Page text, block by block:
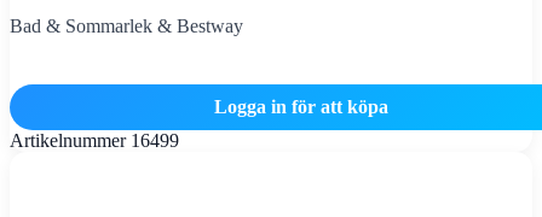
Bad & Sommarlek & Bestway
Logga in för att köpa
Artikelnummer 16499